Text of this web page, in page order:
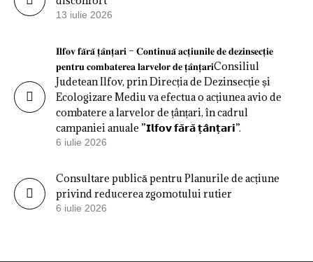
13 iulie 2026
𝐈𝐥𝐟𝐨𝐯 𝐟𝐚̆𝐫𝐚̆ 𝐭̦𝐚̂𝐧𝐭̦𝐚𝐫𝐢 – 𝐂𝐨𝐧𝐭𝐢𝐧𝐮𝐚̆ 𝐚𝐜𝐭̦𝐢𝐮𝐧𝐢𝐥𝐞 𝐝𝐞 𝐝𝐞𝐳𝐢𝐧𝐬𝐞𝐜𝐭̦𝐢𝐞
𝐩𝐞𝐧𝐭𝐫𝐮 𝐜𝐨𝐦𝐛𝐚𝐭𝐞𝐫𝐞𝐚 𝐥𝐚𝐫𝐯𝐞𝐥𝐨𝐫 𝐝𝐞 𝐭̦𝐚̂𝐧𝐭̦𝐚𝐫𝐢Consiliul
Judetean Ilfov, prin Direcția de Dezinsecție și
Ecologizare Mediu va efectua o acțiunea avio de
combatere a larvelor de țânțari, în cadrul
campaniei anuale ”𝗜𝗹𝗳𝗼𝘃 𝗳𝗮̆𝗿𝗮̆ 𝘁̦𝗮̂𝗻𝘁̦𝗮𝗿𝗶”.
6 iulie 2026
Consultare publică pentru Planurile de acțiune
privind reducerea zgomotului rutier
6 iulie 2026